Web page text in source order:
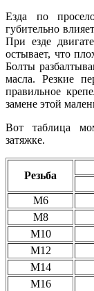
Езда по
губительно
При езде
остывает, что
Болты
масла. Резкие
правильное
замене этой
Вот таблица
затяжке.
Резьба
М6
М8
М10
М12
М14
М16